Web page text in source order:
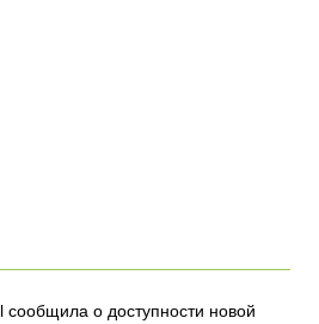
о доступности новой